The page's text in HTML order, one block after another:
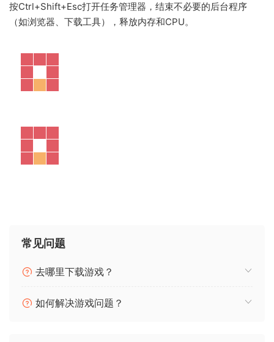
按Ctrl+Shift+Esc打开任务管理器，结束不必要的后台程序
（如浏览器、下载工具），释放内存和CPU。
常见问题
去哪里下载游戏？
如何解决游戏问题？